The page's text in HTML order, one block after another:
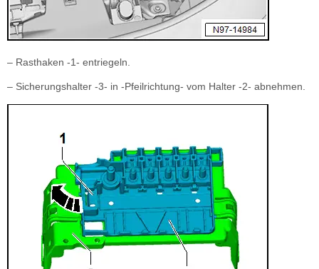
– Rasthaken -1- entriegeln.
– Sicherungshalter -3- in -Pfeilrichtung- vom Halter -2- abnehmen.